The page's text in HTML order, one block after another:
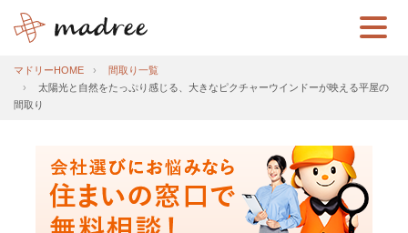
マドリーHOME
間取り一覧
太陽光と自然をたっぷり感じる、大きなピクチャーウインドーが映える平屋の
間取り